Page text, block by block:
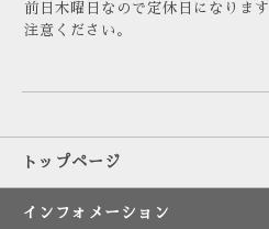
前日木曜日なので定休日になりま
注意ください。
トップページ
インフォメーション